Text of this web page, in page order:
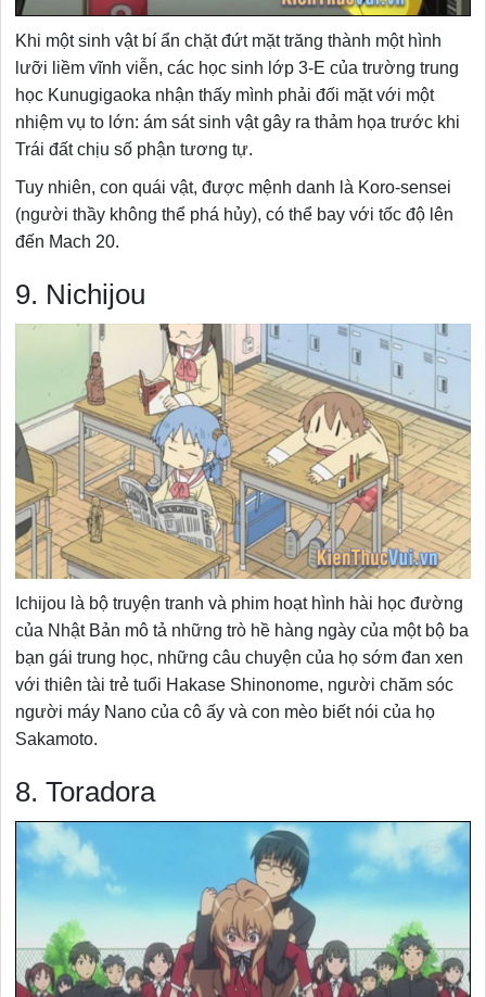
Khi một sinh vật bí ẩn chặt đứt mặt trăng thành một hình
lưỡi liềm vĩnh viễn, các học sinh lớp 3-E của trường trung
học Kunugigaoka nhận thấy mình phải đối mặt với một
nhiệm vụ to lớn: ám sát sinh vật gây ra thảm họa trước khi
Trái đất chịu số phận tương tự.
Tuy nhiên, con quái vật, được mệnh danh là Koro-sensei
(người thầy không thể phá hủy), có thể bay với tốc độ lên
đến Mach 20.
9. Nichijou
Ichijou là bộ truyện tranh và phim hoạt hình hài học đường
của Nhật Bản mô tả những trò hề hàng ngày của một bộ ba
bạn gái trung học, những câu chuyện của họ sớm đan xen
với thiên tài trẻ tuổi Hakase Shinonome, người chăm sóc
người máy Nano của cô ấy và con mèo biết nói của họ
Sakamoto.
8. Toradora